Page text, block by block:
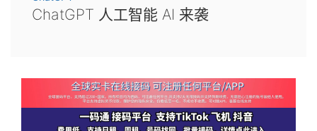
ChatGPT 人工智能 AI 来袭